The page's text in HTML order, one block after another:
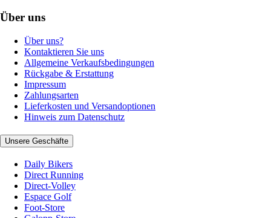
Über uns
Über uns?
Kontaktieren Sie uns
Allgemeine Verkaufsbedingungen
Rückgabe & Erstattung
Impressum
Zahlungsarten
Lieferkosten und Versandoptionen
Hinweis zum Datenschutz
Unsere Geschäfte
Daily Bikers
Direct Running
Direct-Volley
Espace Golf
Foot-Store